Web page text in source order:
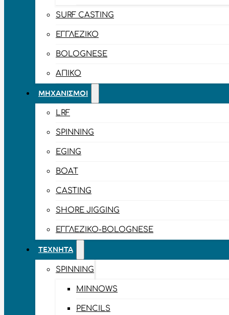
SURF CASTING
ΕΓΓΛΈΖΙΚΟ
BOLOGNESE
ΑΠΊΚΟ
ΜΗΧΑΝΙΣΜΟΊ
LRF
SPINNING
EGING
BOAT
CASTING
SHORE JIGGING
ΕΓΓΛΈΖΙΚΟ-BOLOGNESE
ΤΕΧΝΗΤΆ
SPINNING
MINNOWS
PENCILS